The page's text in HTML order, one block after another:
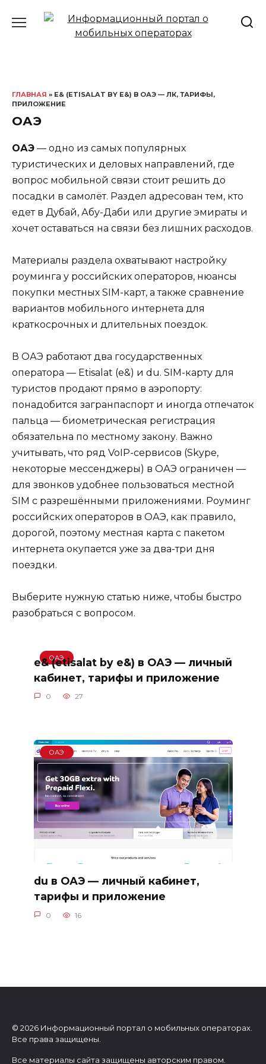
ГЛАВНАЯ » E& (ETISALAT BY E&) В ОАЭ — ЛК, ТАРИФЫ,
ПРИЛОЖЕНИЕ
ОАЭ
ОАЭ — одно из самых популярных
туристических и деловых направлений, где
вопрос мобильной связи стоит решить до
посадки в самолёт. Раздел адресован тем, кто
едет в Дубай, Абу-Даби или другие эмираты и
хочет оставаться на связи без лишних расходов.
Материалы раздела охватывают настройку
роуминга у российских операторов, нюансы
покупки местных SIM-карт, а также сравнение
вариантов мобильного интернета для
краткосрочных и длительных поездок.
В ОАЭ работают два государственных
оператора — Etisalat (e&) и du. SIM-карту для
туристов продают прямо в аэропорту:
понадобится загранпаспорт и иногда отпечаток
пальца — биометрическая регистрация
обязательна по местному закону. Важно
учитывать, что ряд VoIP-сервисов (Skype,
некоторые мессенджеры) в ОАЭ ограничен —
для звонков удобнее пользоваться местной
SIM с разрешёнными приложениями. Роуминг
российских операторов в ОАЭ, как правило,
дорогой, поэтому местная карта с пакетом
интернета окупается уже за два-три дня
поездки.
Выберите нужную статью ниже, чтобы быстро
разобраться с вопросом.
ОАЭ
e& (etisalat by e&) в ОАЭ — личный
кабинет, тарифы и приложение
0 27
ОАЭ
du в ОАЭ — личный кабинет,
тарифы и приложение
0 16
© 2026 Информационный портал о мобильных операторах.
Все права защищены.
Все материалы сайта защищены авторским правом.